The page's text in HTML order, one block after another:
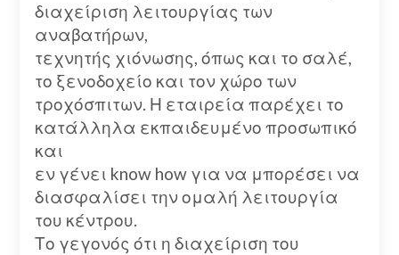
διαχείριση λειτουργίας των
αναβατήρων,
τεχνητής χιόνωσης, όπως και το σαλέ,
το ξενοδοχείο και τον χώρο των
τροχόσπιτων. Η εταιρεία παρέχει το
κατάλληλα εκπαιδευμένο προσωπικό
και
εν γένει know how για να μπορέσει να
διασφαλίσει την ομαλή λειτουργία
του κέντρου.
Το γεγονός ότι η διαχείριση του